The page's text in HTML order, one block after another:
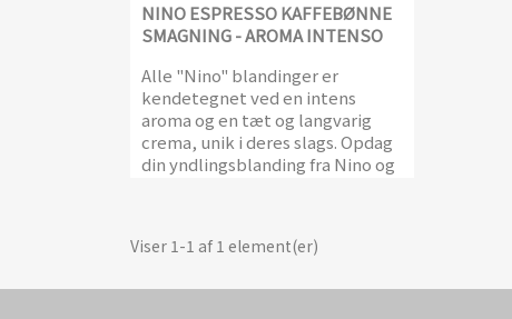
NINO ESPRESSO KAFFEBØNNE
SMAGNING - AROMA INTENSO
Alle "Nino" blandinger er
kendetegnet ved en intens
aroma og en tæt og langvarig
crema, unik i deres slags. Opdag
din yndlingsblanding fra Nino og
er lavet af høj kvalitet Robusta
Arabica kvalitet for at tilbyde
Viser 1-1 af 1 element(er)